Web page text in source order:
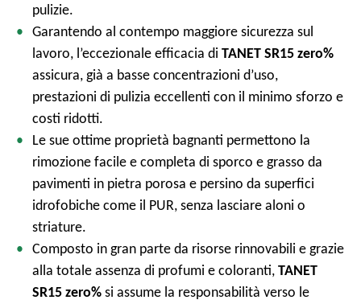
pulizie.
Garantendo al contempo maggiore sicurezza sul
lavoro, l’eccezionale efficacia di TANET SR15 zero%
assicura, già a basse concentrazioni d’uso,
prestazioni di pulizia eccellenti con il minimo sforzo e
costi ridotti.
Le sue ottime proprietà bagnanti permettono la
rimozione facile e completa di sporco e grasso da
pavimenti in pietra porosa e persino da superfici
idrofobiche come il PUR, senza lasciare aloni o
striature.
Composto in gran parte da risorse rinnovabili e grazie
alla totale assenza di profumi e coloranti,TANET
SR15 zero%si assume la responsabilità verso le